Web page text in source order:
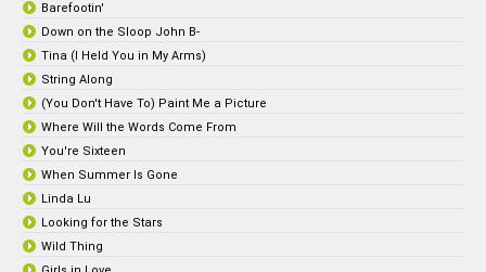
Barefootin'
Down on the Sloop John B-
Tina (I Held You in My Arms)
String Along
(You Don't Have To) Paint Me a Picture
Where Will the Words Come From
You're Sixteen
When Summer Is Gone
Linda Lu
Looking for the Stars
Wild Thing